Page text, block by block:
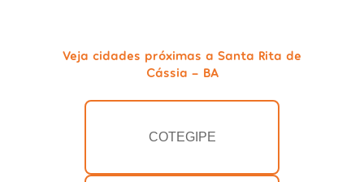
Veja cidades próximas a Santa Rita de
Cássia - BA
COTEGIPE